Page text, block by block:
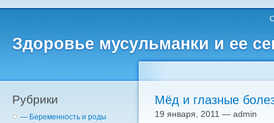
Здоровье мусульманки и ее
Рубрики
— Беременность и роды
Мёд и глазные
19 января, 2011 — admin